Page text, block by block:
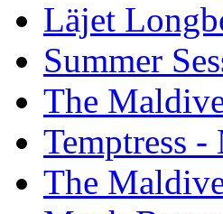
Läjet
Summer
The
Temptress
The